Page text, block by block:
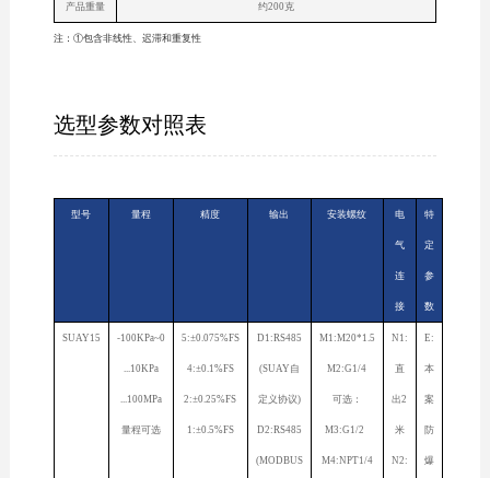
产品重量 约200克
注：①包含非线性、迟滞和重复性
选型参数对照表
型号 量程 精度 输出 安装螺纹 电
气
连
接
特
定
参
数
SUAY15 -100KPa~0
...10KPa
...100MPa
量程可选
5:±0.075%FS
4:±0.1%FS
2:±0.25%FS
1:±0.5%FS
D1:RS485
(SUAY自
定义协议)
D2:RS485
(MODBUS
M1:M20*1.5
M2:G1/4
可选：
M3:G1/2
M4:NPT1/4
N1:
直
出2
米
N2:
E:
本
案
防
爆